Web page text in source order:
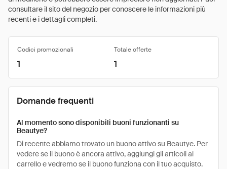
consultare il sito del negozio per conoscere le informazioni più
recenti e i dettagli completi.
Codici promozionali Totale offerte
1 1
Domande frequenti
Al momento sono disponibili buoni funzionanti su
Beautye?
Di recente abbiamo trovato un buono attivo su Beautye. Per
vedere se il buono è ancora attivo, aggiungi gli articoli al
carrello e vedremo se il buono funziona con il tuo acquisto.